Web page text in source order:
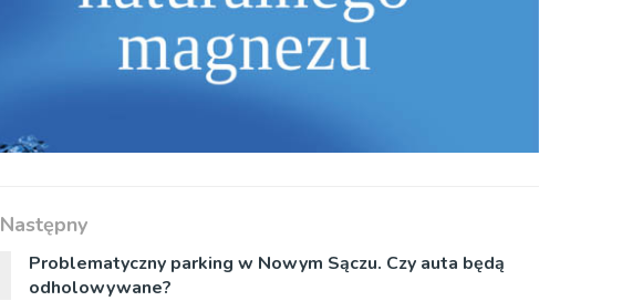
Następny
Problematyczny parking w Nowym Sączu. Czy auta będą
odholowywane?